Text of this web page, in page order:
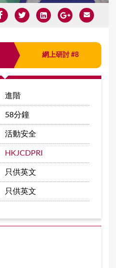
網上研討 #8
進階
58分鐘
活動安全
HKJCDPRI
只供英文
只供英文